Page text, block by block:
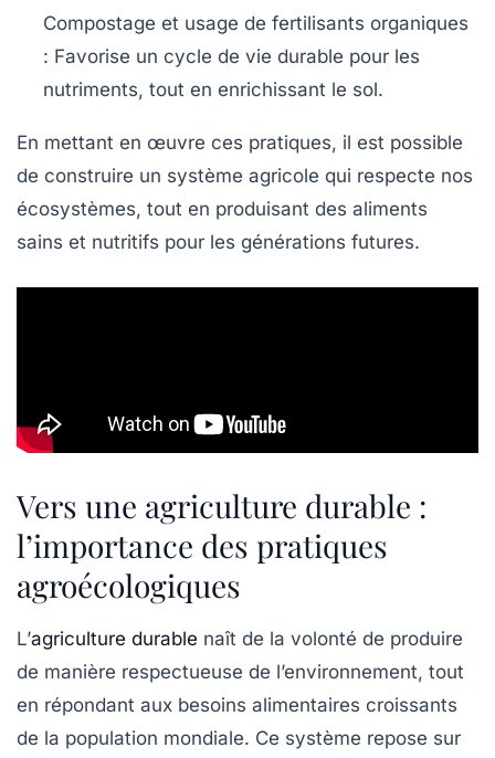
Compostage et usage de fertilisants organiques
: Favorise un cycle de vie durable pour les
nutriments, tout en enrichissant le sol.
En mettant en œuvre ces pratiques, il est possible
de construire un système agricole qui respecte nos
écosystèmes, tout en produisant des aliments
sains et nutritifs pour les générations futures.
Vers une agriculture durable :
l’importance des pratiques
agroécologiques
L’agriculture durable naît de la volonté de produire
de manière respectueuse de l’environnement, tout
en répondant aux besoins alimentaires croissants
de la population mondiale. Ce système repose sur